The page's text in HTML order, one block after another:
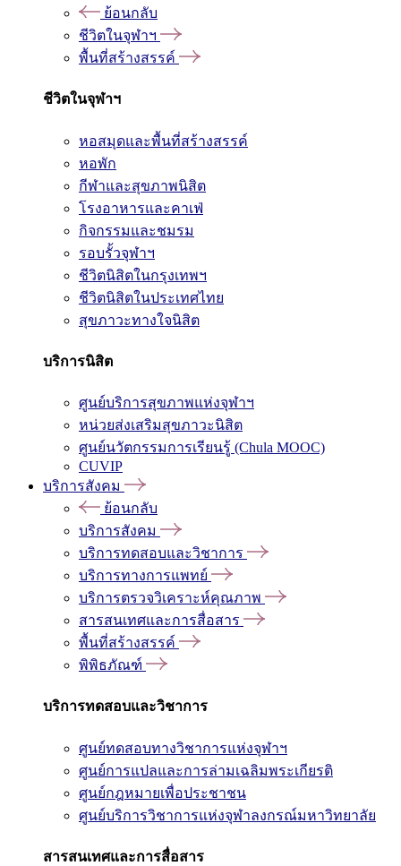
ย้อนกลับ
ชีวิตในจุฬาฯ
พื้นที่สร้างสรรค์
ชีวิตในจุฬาฯ
หอสมุดและพื้นที่สร้างสรรค์
หอพัก
กีฬาและสุขภาพนิสิต
โรงอาหารและคาเฟ่
กิจกรรมและชมรม
รอบรั้วจุฬาฯ
ชีวิตนิสิตในกรุงเทพฯ
ชีวิตนิสิตในประเทศไทย
สุขภาวะทางใจนิสิต
บริการนิสิต
ศูนย์บริการสุขภาพแห่งจุฬาฯ
หน่วยส่งเสริมสุขภาวะนิสิต
ศูนย์นวัตกรรมการเรียนรู้ (Chula MOOC)
CUVIP
บริการสังคม
ย้อนกลับ
บริการสังคม
บริการทดสอบและวิชาการ
บริการทางการแพทย์
บริการตรวจวิเคราะห์คุณภาพ
สารสนเทศและการสื่อสาร
พื้นที่สร้างสรรค์
พิพิธภัณฑ์
บริการทดสอบและวิชาการ
ศูนย์ทดสอบทางวิชาการแห่งจุฬาฯ
ศูนย์การแปลและการล่ามเฉลิมพระเกียรติ
ศูนย์กฎหมายเพื่อประชาชน
ศูนย์บริการวิชาการแห่งจุฬาลงกรณ์มหาวิทยาลัย
สารสนเทศและการสื่อสาร